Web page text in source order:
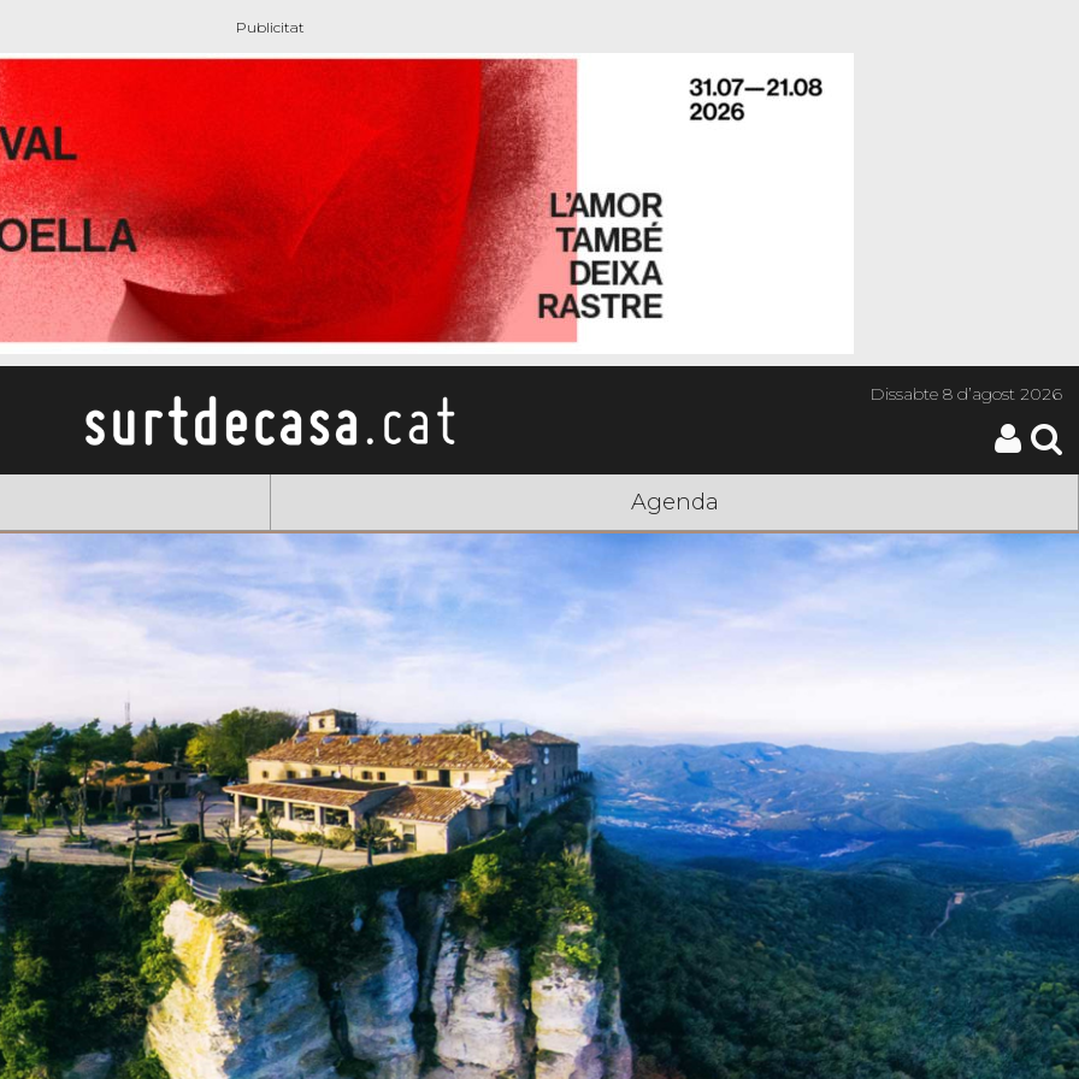
Dissabte8 d’agost 2026
Agenda